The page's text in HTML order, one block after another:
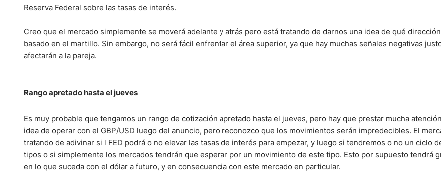
Peru
Panama
Latinoamérica
Nicaragua
IBEX 35
Todos los índices
Acciones
Banco Santander (SAN)
Reserva Federal sobre las tasas de interés.
Creo que el mercado simplemente se moverá adelante y atrás pero está tratando de darnos una idea de qué
basado en el martillo. Sin embargo, no será fácil enfrentar el área superior, ya que hay muchas señales negativas
afectarán a la pareja.
Rango apretado hasta el jueves
Es muy probable que tengamos un rango de cotización apretado hasta el jueves, pero hay que prestar mucha
idea de operar con el GBP/USD luego del anuncio, pero reconozco que los movimientos serán impredecibles. El
tratando de adivinar si l FED podrá o no elevar las tasas de interés para empezar, y luego si tendremos o no un ciclo
tipos o si simplemente los mercados tendrán que esperar por un movimiento de este tipo. Esto por supuesto tendrá
en lo que suceda con el dólar a futuro, y en consecuencia con este mercado en particular.